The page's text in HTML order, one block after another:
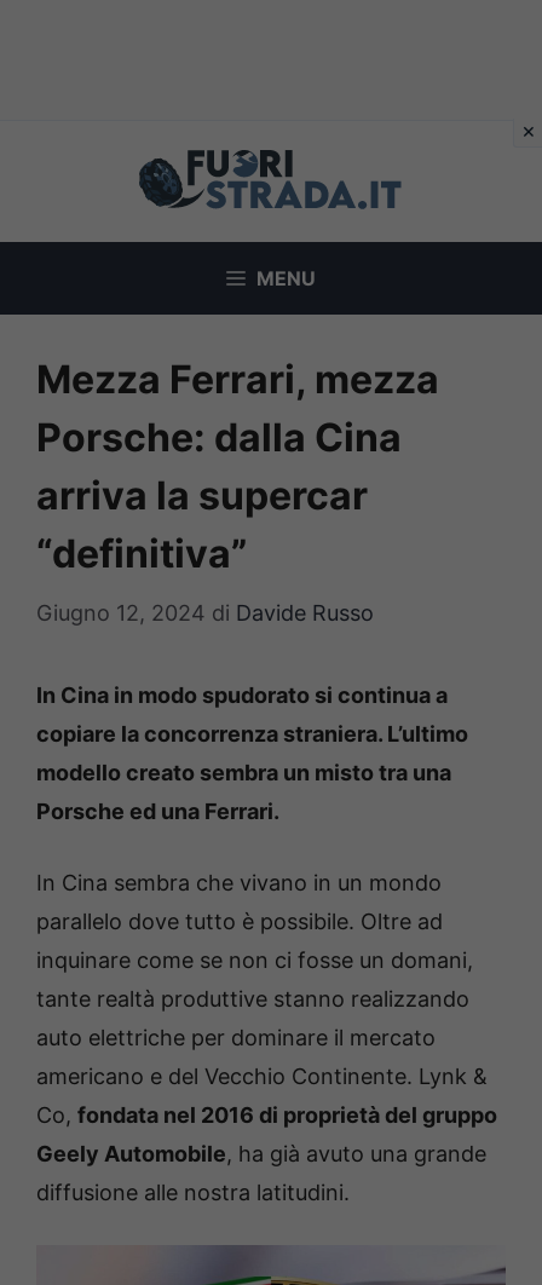
MENU
Mezza Ferrari, mezza
Porsche: dalla Cina
arriva la supercar
“definitiva”
Giugno 12, 2024 di Davide Russo
In Cina in modo spudorato si continua a
copiare la concorrenza straniera. L’ultimo
modello creato sembra un misto tra una
Porsche ed una Ferrari.
In Cina sembra che vivano in un mondo
parallelo dove tutto è possibile. Oltre ad
inquinare come se non ci fosse un domani,
tante realtà produttive stanno realizzando
auto elettriche per dominare il mercato
americano e del Vecchio Continente. Lynk &
Co, fondata nel 2016 di proprietà del gruppo
Geely Automobile, ha già avuto una grande
diffusione alle nostra latitudini.